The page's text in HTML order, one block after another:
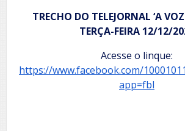
TRECHO DO TELEJORNAL ‘A
TERÇA-FEIRA 12/12/
Acesse o linque:
https://www.facebook.com/
app=fbl